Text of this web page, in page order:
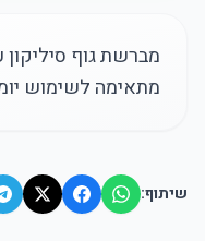
מברשת גוף סיליקון
מתאימה לשימוש
שיתוף: